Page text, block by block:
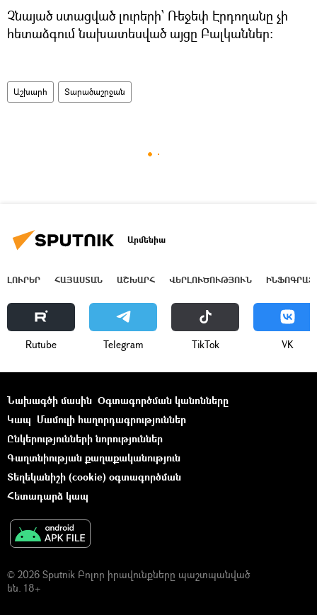
Չնայած ստացված լուրերի՝ Ռեջեփ Էրդողանը չի
հետաձգում նախատեսված այցը Բալկաններ:
Աշխարհ Տարածաշրջան
Արմենիա
ԼՈՒՐԵՐ ՀԱՅԱՍՏԱՆ ԱՇԽԱՐՀ ՎԵՐԼՈՒԾՈՒԹՅՈՒՆ
Rutube Telegram ТikТоk VK
Նախագծի մասին Օգտագործման կանոնները
Կապ Մամուլի հաղորդագրություններ
Ընկերությունների նորություններ
Գաղտնիության քաղաքականություն
Տեղեկանիշի (cookie) օգտագործման
Հետադարձ կապ
© 2026 Sputnik Բոլոր իրավունքները պաշտպանված
են. 18+